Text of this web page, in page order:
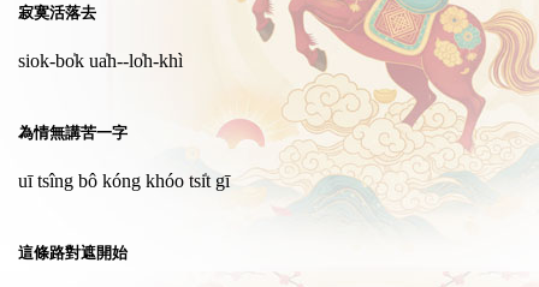
寂寞活落去
siok-bo̍k ua̍h--lo̍h-khì
為情無講苦一字
uī tsîng bô kóng khóo tsi̍t gī
這條路對遮開始